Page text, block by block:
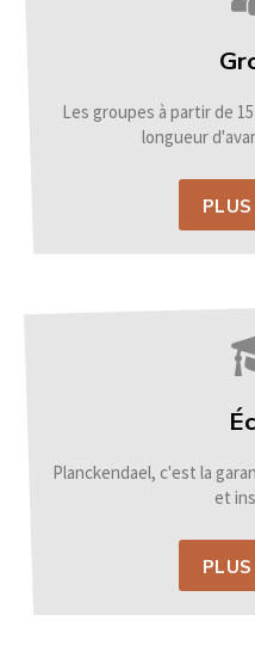
Les groupes à partir de
longueur
Planckendael, c'est la
et